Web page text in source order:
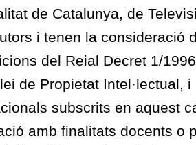
de Catalunya, de
i tenen la consideració
del Reial Decret 1/
de Propietat Intel·lectual,
subscrits en aquest
amb finalitats docents o